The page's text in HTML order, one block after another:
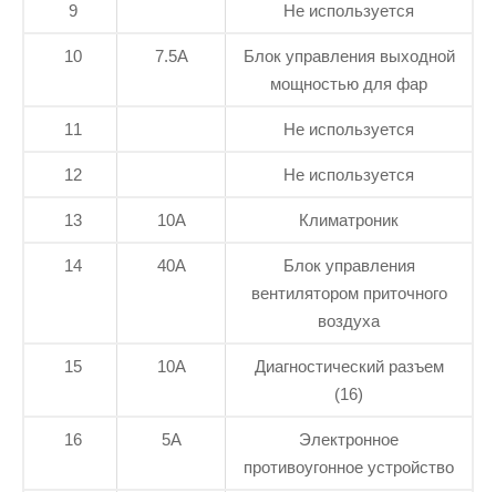
9 Не используется
10 7.5А
Блок управления выходной
мощностью для фар
11 Не используется
12 Не используется
13 10А Климатроник
14 40А
Блок управления
вентилятором приточного
воздуха
15 10А
Диагностический разъем
(16)
16 5А
Электронное
противоугонное устройство